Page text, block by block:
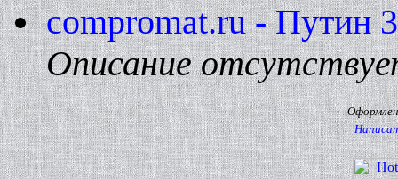
compromat.ru - Путин
Описание